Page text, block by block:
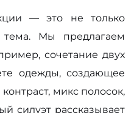
— это не только
тема. Мы предлагаем
сочетание двух
одежды, создающее
микс полосок,
силуэт рассказывает